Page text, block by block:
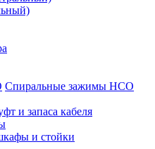
Спиральные зажимы НСО
и запаса кабеля
и стойки